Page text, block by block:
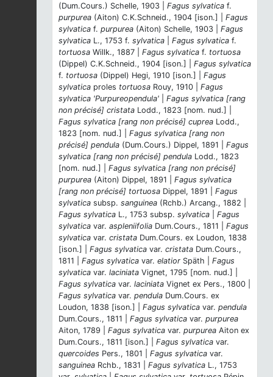
(Dum.Cours.) Schelle, 1903 | Fagus sylvatica f.
purpurea (Aiton) C.K.Schneid., 1904 [ison.] | Fagus
sylvatica f. purpurea (Aiton) Schelle, 1903 | Fagus
sylvatica L., 1753 f. sylvatica Fagus sylvatica f.
tortuosa Willk., 1887 | Fagus sylvatica f. tortuosa
(Dippel) C.K.Schneid., 1904 [ison.] | Fagus sylvatica
f. tortuosa (Dippel) Hegi, 1910 [ison.] | Fagus
sylvatica proles tortuosa Rouy, 1910 | Fagus
sylvatica 'Purpureopendula'
Fagus sylvatica [rang
non précisé] cristata Lodd., 1823 [nom. nud.] |
Fagus sylvatica [rang non précisé] cuprea Lodd.,
1823 [nom. nud.] | Fagus sylvatica [rang non
précisé] pendula (Dum.Cours.) Dippel, 1891 | Fagus
sylvatica [rang non précisé] pendula Lodd., 1823
[nom. nud.] | Fagus sylvatica [rang non précisé]
purpurea (Aiton) Dippel, 1891 | Fagus sylvatica
[rang non précisé] tortuosa Dippel, 1891 | Fagus
sylvatica subsp. sanguinea (Rchb.) Arcang., 1882 |
Fagus sylvatica L., 1753 subsp. sylvatica
Fagus
sylvatica var. aspleniifolia Dum.Cours., 1811 | Fagus
sylvatica var. cristata Dum.Cours. ex Loudon, 1838
[ison.] | Fagus sylvatica var. cristata Dum.Cours.,
1811 | Fagus sylvatica var. elatior Späth | Fagus
sylvatica var. laciniata Vignet, 1795 [nom. nud.] |
Fagus sylvatica var. laciniata Vignet ex Pers., 1800 |
Fagus sylvatica var. pendula Dum.Cours. ex
Loudon, 1838 [ison.] | Fagus sylvatica var. pendula
Dum.Cours., 1811 | Fagus sylvatica var. purpurea
Aiton, 1789 | Fagus sylvatica var. purpurea Aiton ex
Dum.Cours., 1811 [ison.] | Fagus sylvatica var.
quercoides Pers., 1801 | Fagus sylvatica var.
sanguinea Rchb., 1831 | Fagus sylvatica L., 1753